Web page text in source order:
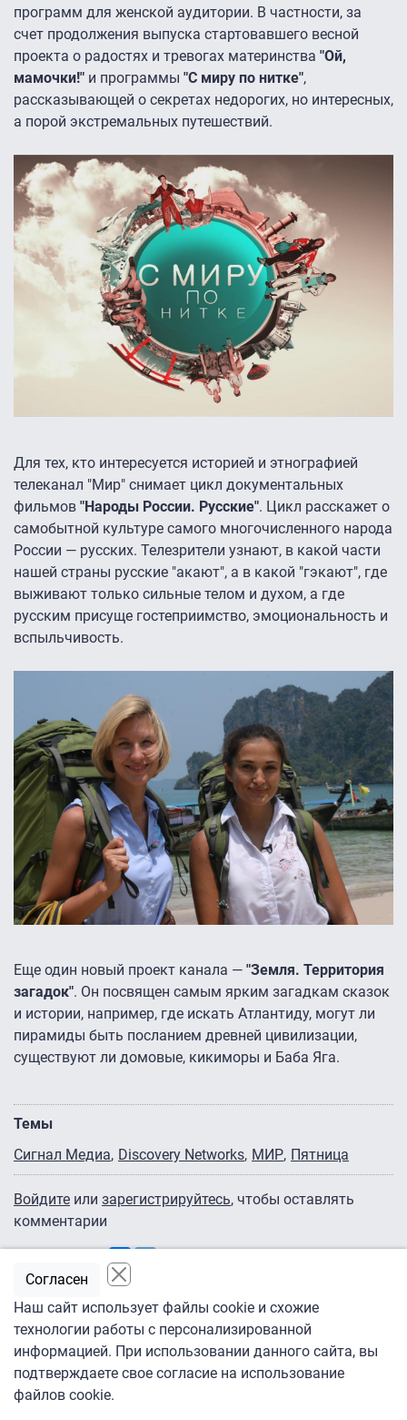
программ для женской аудитории. В частности, за
счет продолжения выпуска стартовавшего весной
проекта о радостях и тревогах материнства "Ой,
мамочки!" и программы "С миру по нитке",
рассказывающей о секретах недорогих, но интересных,
а порой экстремальных путешествий.
Для тех, кто интересуется историей и этнографией
телеканал "Мир" снимает цикл документальных
фильмов "Народы России. Русские". Цикл расскажет о
самобытной культуре самого многочисленного народа
России — русских. Телезрители узнают, в какой части
нашей страны русские "акают", а в какой "гэкают", где
выживают только сильные телом и духом, а где
русским присуще гостеприимство, эмоциональность и
вспыльчивость.
Еще один новый проект канала — "Земля. Территория
загадок". Он посвящен самым ярким загадкам сказок
и истории, например, где искать Атлантиду, могут ли
пирамиды быть посланием древней цивилизации,
существуют ли домовые, кикиморы и Баба Яга.
Темы
Сигнал Медиа Discovery Networks МИР Пятница
Войдите или зарегистрируйтесь, чтобы оставлять
комментарии
Наш сайт использует файлы cookie и схожие
технологии работы с персонализированной
информацией. При использовании данного сайта, вы
подтверждаете свое согласие на использование
файлов cookie.
Согласен